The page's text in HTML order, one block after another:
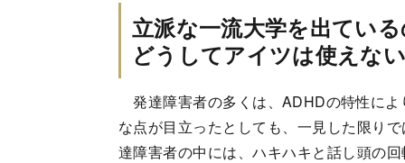
立派な一流大学を出てい
どうしてアイツは使えな
発達障害者の多くは、ADHDの特性に
な点が目立ったとしても、一見した限り
達障害者の中には、ハキハキと話し頭の